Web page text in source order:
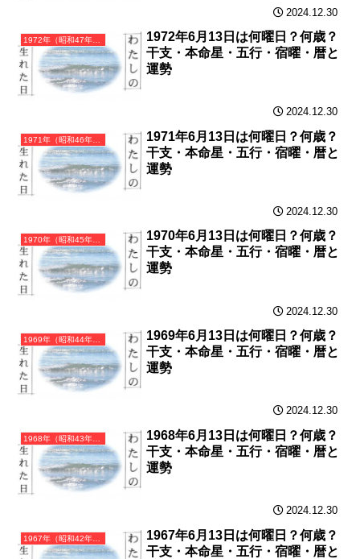
2024.12.30
1972年（昭和47年）壬子（みずのえね）・子年（ねずみ年）カレンダー（月曜はじまり）
1972年6月13日は何曜日？何歳？
干支・本命星・五行・宿曜・暦と
運勢
2024.12.30
1971年（昭和46年）辛亥（かのとい）・亥年（いのしし年）カレンダー（月曜はじまり）
1971年6月13日は何曜日？何歳？
干支・本命星・五行・宿曜・暦と
運勢
2024.12.30
1970年（昭和45年）庚戌（かのえいぬ）・戌年（いぬ年）カレンダー（月曜はじまり）
1970年6月13日は何曜日？何歳？
干支・本命星・五行・宿曜・暦と
運勢
2024.12.30
1969年（昭和44年）己酉（つちのととり）・酉年（とり年）カレンダー（月曜はじまり）
1969年6月13日は何曜日？何歳？
干支・本命星・五行・宿曜・暦と
運勢
2024.12.30
1968年（昭和43年）戊申（つちのえさる）・申年（さる年）カレンダー（月曜はじまり）
1968年6月13日は何曜日？何歳？
干支・本命星・五行・宿曜・暦と
運勢
2024.12.30
1967年（昭和42年）丁未（ひのとひつじ）・未年（ひつじ年）カレンダー（月曜はじまり）
1967年6月13日は何曜日？何歳？
干支・本命星・五行・宿曜・暦と